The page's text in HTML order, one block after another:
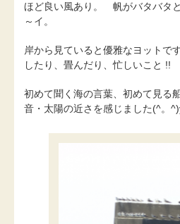
ほど良い風あり。 帆がバタバタ
～イ。
岸から見ていると優雅なヨットで
したり、畳んだり、忙しいこと !!
初めて聞く海の言葉、初めて見る
音・太陽の近さを感じました(^。